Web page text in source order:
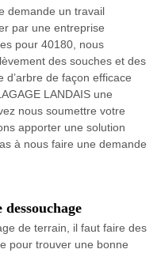
demande un travail
par une entreprise
pour 40180, nous
des souches et des
d’arbre de façon efficace
LANDAIS une
nous soumettre votre
apporter une solution
à nous faire une demande
de terrain, il faut faire des
pour trouver une bonne